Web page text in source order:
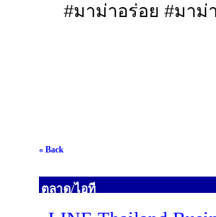
#มาม่าอร่อย #มาม่
« Back
ตลาด/ไอที